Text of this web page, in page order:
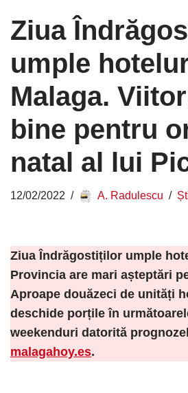
Ziua
umple
Malaga.
bine pentru
natal al lui
12/02/2022 A. Radulescu
Ziua Îndrăgostiților umple
Provincia are mari așteptări
Aproape douăzeci de unități
deschide porțile în
weekenduri datorită
malagahoy.es.